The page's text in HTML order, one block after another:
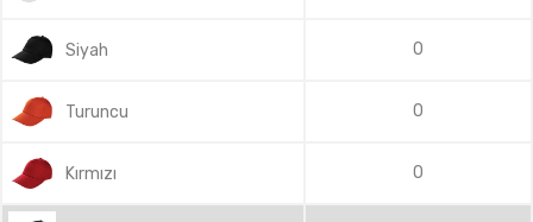
Siyah 0
Turuncu 0
Kırmızı 0